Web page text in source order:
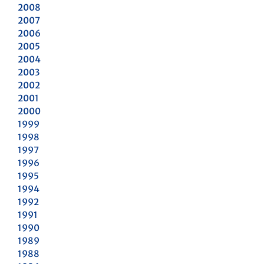
2008
2007
2006
2005
2004
2003
2002
2001
2000
1999
1998
1997
1996
1995
1994
1992
1991
1990
1989
1988